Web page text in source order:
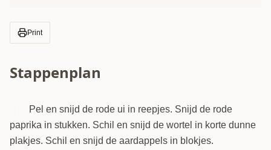
Print
Stappenplan
Pel en snijd de rode ui in reepjes. Snijd de rode
paprika in stukken. Schil en snijd de wortel in korte dunne
plakjes. Schil en snijd de aardappels in blokjes.